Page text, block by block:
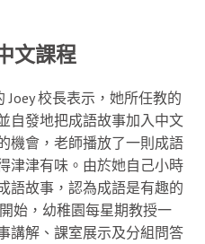
文課程
校長表示，她所任教的
自發地把成語故事加入中文
機會，老師播放了一則成語
津津有味。由於她自己小時
語故事，認為成語是有趣的
始，幼稚園每星期教授一
講解、課室展示及分組問答